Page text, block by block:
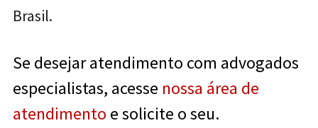
Brasil.
Se desejar atendimento com advogados
especialistas, acesse nossa área de
atendimento e solicite o seu.